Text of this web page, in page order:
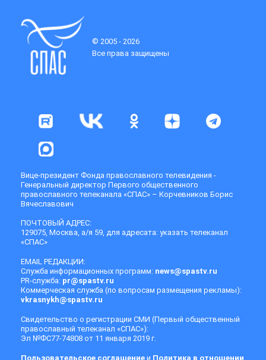
© 2005 - 2026
Все права защищены
Вице-президент Фонда православного телевидения -
Генеральный директор Первого общественного
православного телеканала «СПАС» – Корчевников Борис
Вячеславович
ПОЧТОВЫЙ АДРЕС:
129075, Москва, а/я 59, для адресата: указать телеканал
«СПАС»
EMAIL РЕДАКЦИИ:
Служба информационных программ: news@spastv.ru
PR-служба: pr@spastv.ru
Коммерческая служба (по вопросам размещения рекламы):
vkrasnykh@spastv.ru
Свидетельство о регистрации СМИ (Первый общественный
православный телеканал «СПАС»):
Эл №ФС77-74808 от 11 января 2019 г.
Пользовательское соглашение и Политика в отношении